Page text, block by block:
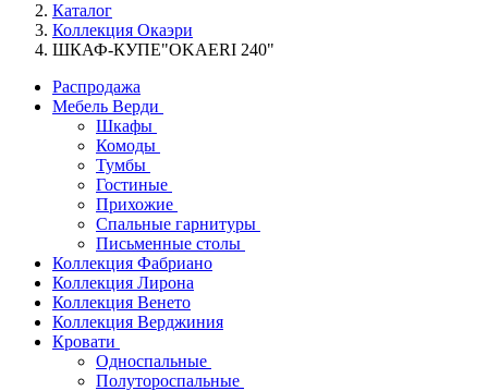
Каталог
Коллекция Окаэри
ШКАФ-КУПЕ"OKAERI 240"
Распродажа
Мебель Верди
Шкафы
Комоды
Тумбы
Гостиные
Прихожие
Спальные гарнитуры
Письменные столы
Коллекция Фабриано
Коллекция Лирона
Коллекция Венето
Коллекция Верджиния
Кровати
Односпальные
Полутороспальные